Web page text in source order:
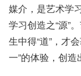
媒介，是艺术学
学习创造之“源”
生中得“道”，才
一”的体验，创造